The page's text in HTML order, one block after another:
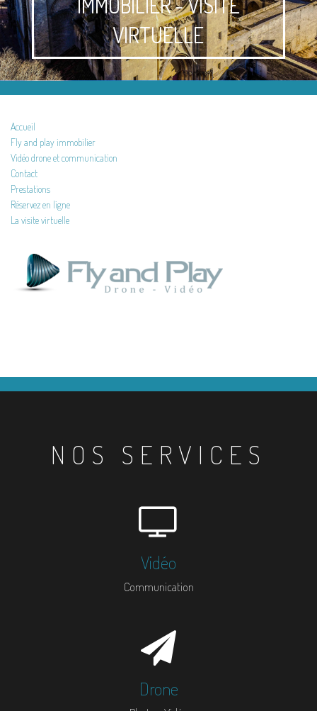
VIRTUELLE
Accueil
Fly and play immobilier
Vidéo drone et communication
Contact
Prestations
Réservez en ligne
La visite virtuelle
NOS SERVICES
Vidéo
Communication
Drone